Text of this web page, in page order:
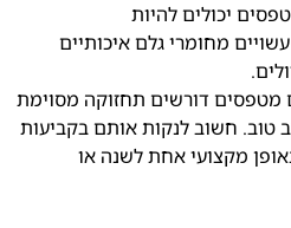
יכולים להיות
מחומרי גלם איכותיים
מטפסים דורשים תחזוקה מסוימת
טוב. חשוב לנקות אותם בקביעות
מקצועי אחת לשנה או